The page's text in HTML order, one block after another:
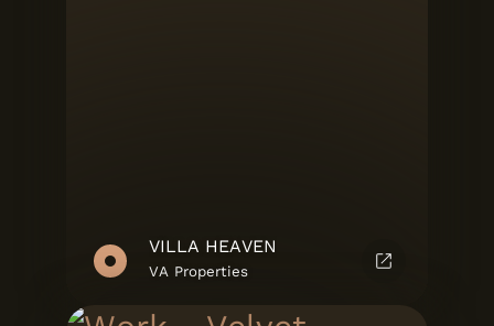
VILLA HEAVEN
VA Properties